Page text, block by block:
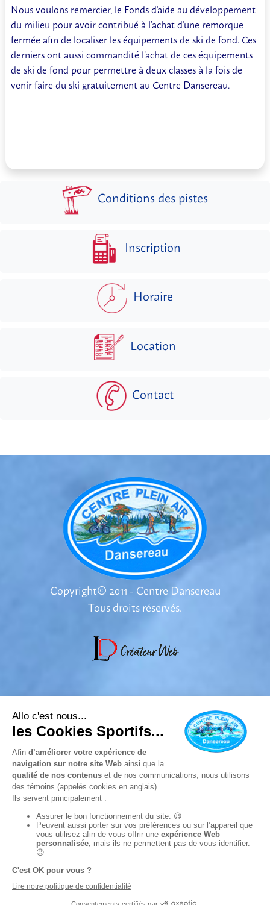
Nous voulons remercier, le Fonds d'aide au développement
du milieu pour avoir contribué à l’achat d'une remorque
fermée afin de localiser les équipements de ski de fond. Ces
derniers ont aussi commandité l’achat de ces équipements
de ski de fond pour permettre à deux classes à la fois de
venir faire du ski gratuitement au Centre Dansereau.
Conditions des pistes
Inscription
Horaire
Location
Contact
Copyright© 2011 - Centre Dansereau
Tous droits réservés.